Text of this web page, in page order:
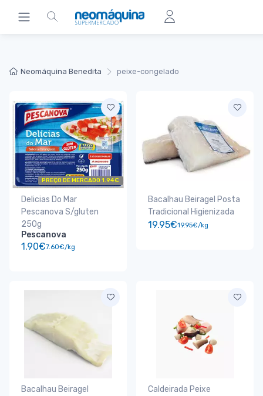
Neomáquina Benedita peixe-congelado
PREÇO DE MERCADO 1.94€
Delicias Do Mar
Pescanova S/gluten
250g
Pescanova
1.90€7.60€/kg
Bacalhau Beiragel Posta
Tradicional Higienizada
19.95€19.95€/kg
Bacalhau Beiragel
Caldeirada Peixe